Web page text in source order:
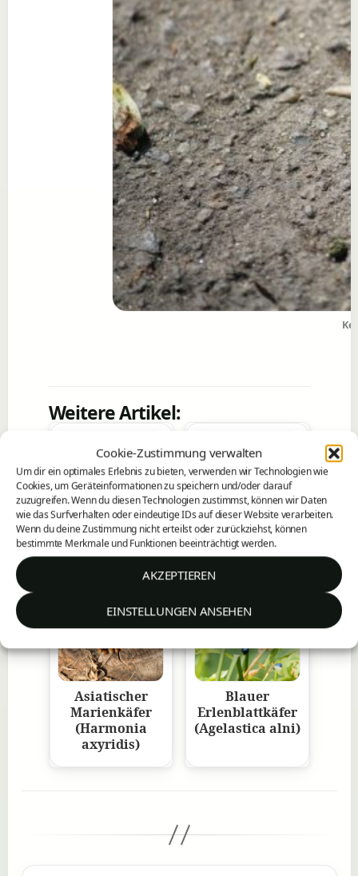
Cookie-Zustimmung verwalten
Um dir ein optimales Erlebnis zu bieten, verwenden wir Technologien wie
Cookies, um Geräteinformationen zu speichern und/oder darauf
zuzugreifen. Wenn du diesen Technologien zustimmst, können wir Daten
wie das Surfverhalten oder eindeutige IDs auf dieser Website verarbeiten.
Wenn du deine Zustimmung nicht erteilst oder zurückziehst, können
bestimmte Merkmale und Funktionen beeinträchtigt werden.
AKZEPTIEREN
EINSTELLUNGEN ANSEHEN
Weitere Artikel:
Der Große
Totenkäfer
(Blaps
Gemeine
Holzbock
(Ixodes ricinus)
Asiatischer
Marienkäfer
(Harmonia
axyridis)
Blauer
Erlenblattkäfer
(Agelastica alni)